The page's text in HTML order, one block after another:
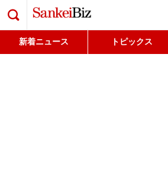
新着ニュース トピックス